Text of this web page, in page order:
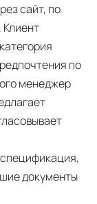
сайт, по
по
менеджер
документы